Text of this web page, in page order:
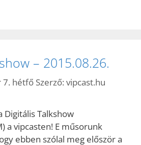
– 2015.08.26.
7. hétfő Szerző: vipcast.hu
Talkshow
a vipcasten! E műsorunk
ebben szólal meg először a